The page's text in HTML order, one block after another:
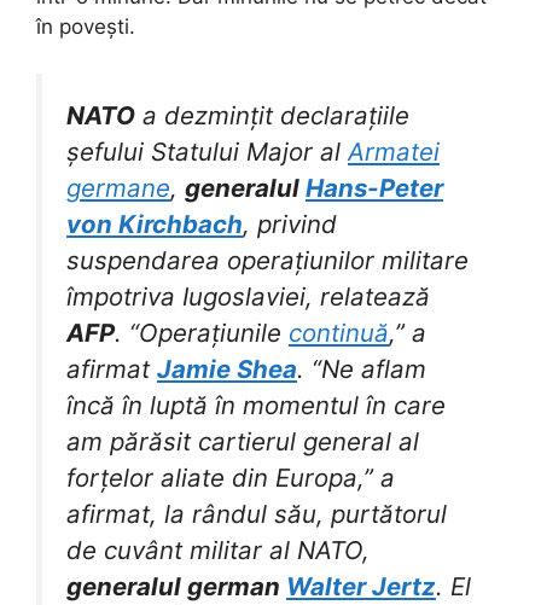
în povești.
NATO a dezmințit declarațiile
șefului Statului Major al Armatei
germane, generalul Hans-Peter
von Kirchbach, privind
suspendarea operațiunilor militare
împotriva Iugoslaviei, relatează
AFP. “Operațiunile continuă,” a
afirmat Jamie Shea. “Ne aflam
încă în luptă în momentul în care
am părăsit cartierul general al
forțelor aliate din Europa,” a
afirmat, la rândul său, purtătorul
de cuvânt militar al NATO,
generalul german Walter Jertz. El